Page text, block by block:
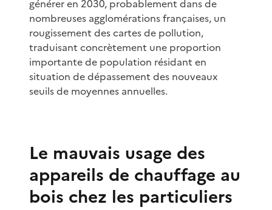
générer en 2030, probablement dans de
nombreuses agglomérations françaises, un
rougissement des cartes de pollution,
traduisant concrètement une proportion
importante de population résidant en
situation de dépassement des nouveaux
seuils de moyennes annuelles.
Le mauvais usage des
appareils de chauffage au
bois chez les particuliers